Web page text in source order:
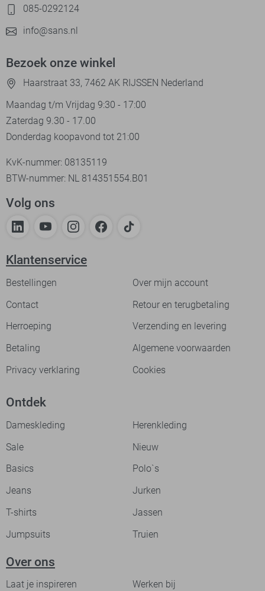
085-0292124
info@sans.nl
Bezoek onze winkel
Haarstraat 33, 7462 AK RIJSSEN Nederland
Maandag t/m Vrijdag 9:30 - 17:00
Zaterdag 9.30 - 17.00
Donderdag koopavond tot 21:00
KvK-nummer: 08135119
BTW-nummer: NL 814351554.B01
Volg ons
Klantenservice
Bestellingen
Over mijn account
Contact
Retour en terugbetaling
Herroeping
Verzending en levering
Betaling
Algemene voorwaarden
Privacy verklaring
Cookies
Ontdek
Dameskleding
Herenkleding
Sale
Nieuw
Basics
Polo`s
Jeans
Jurken
T-shirts
Jassen
Jumpsuits
Truien
Over ons
Laat je inspireren Werken bij